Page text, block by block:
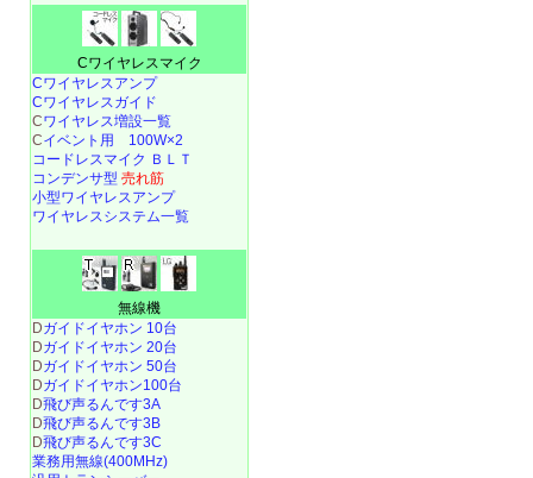
Cワイヤレスマイク
Cワイヤレスアンプ
Cワイヤレスガイド
Cワイヤレス増設一覧
Cイベント用 100W×2
コードレスマイク ＢＬＴ
コンデンサ型 売れ筋
小型ワイヤレスアンプ
ワイヤレスシステム一覧
無線機
Dガイドイヤホン 10台
Dガイドイヤホン 20台
Dガイドイヤホン 50台
Dガイドイヤホン100台
D飛び声るんです3A
D飛び声るんです3B
D飛び声るんです3C
業務用無線(400MHz)